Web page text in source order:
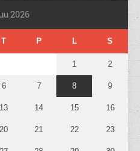
2026
T P L S
1 2
6 7 8 9
13 14 15 16
20 21 22 23